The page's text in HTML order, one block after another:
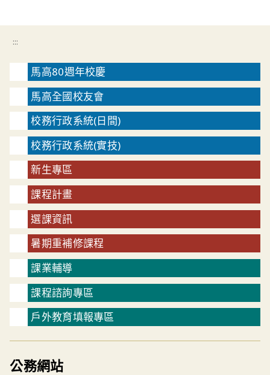
:::
馬高80週年校慶
馬高全國校友會
校務行政系統(日間)
校務行政系統(實技)
新生專區
課程計畫
選課資訊
暑期重補修課程
課業輔導
課程諮詢專區
戶外教育填報專區
公務網站